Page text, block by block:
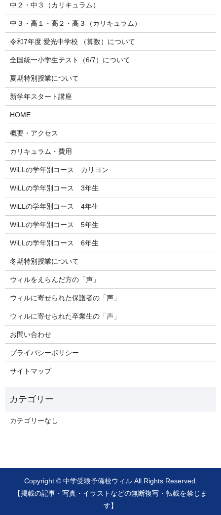
中２・中３（カリキュラム）
中３・高１・高２・高３（カリキュラム）
令和7年度 愛光中学校 （算数）について
全国統一小学生テスト（6/7）について
夏期特別授業について
新学年スタート講座
HOME
概要・アクセス
カリキュラム・費用
WiLLの学年別コース カリヨン
WiLLの学年別コース 3年生
WiLLの学年別コース 4年生
WiLLの学年別コース 5年生
WiLLの学年別コース 6年生
冬期特別授業について
ウィルをえらんだ方の「声」
ウィルに寄せられた保護者の「声」
ウィルに寄せられた卒業生の「声」
お問い合わせ
プライバシーポリシー
サイトマップ
カテゴリーなし
Copyright © 中学受験予備校ウィル All Rights Reserved.
【掲載の記事・写真・イラストなどの無断複写・転載を禁じま
す】